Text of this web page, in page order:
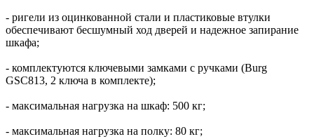
- ригели из оцинкованной стали и пластиковые втулки
обеспечивают бесшумный ход дверей и надежное запирание
шкафа;
- комплектуются ключевыми замками с ручками (Burg
GSC813, 2 ключа в комплекте);
- максимальная нагрузка на шкаф: 500 кг;
- максимальная нагрузка на полку: 80 кг;